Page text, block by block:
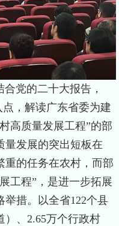
党的二十大报告，
点，解读广东省委为建
高质量发展工程”的部
量发展的突出短板在
重的任务在农村，而部
工程”，是进一步拓展
举措。以全省122个县
、 2.65万个行政村